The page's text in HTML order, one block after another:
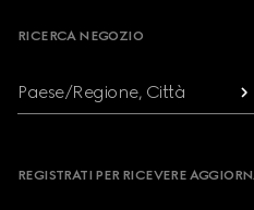
RICERCA NEGOZIO
Paese/Regione, Città
REGISTRATI PER RICEVERE